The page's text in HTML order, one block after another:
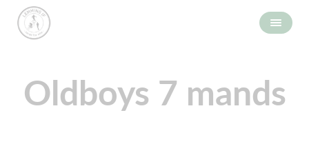
Oldboys 7 mands